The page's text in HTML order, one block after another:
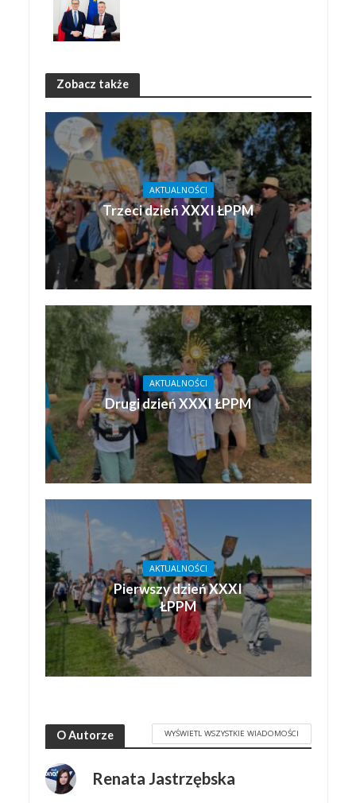
Zobacz także
AKTUALNOŚCI
Trzeci dzień XXXI ŁPPM
AKTUALNOŚCI
Drugi dzień XXXI ŁPPM
AKTUALNOŚCI
Pierwszy dzień XXXI
ŁPPM
O Autorze WYŚWIETL WSZYSTKIE WIADOMOŚCI
Renata Jastrzębska